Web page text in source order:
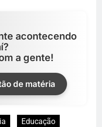
acontecendo
a gente!
de matéria
Educação